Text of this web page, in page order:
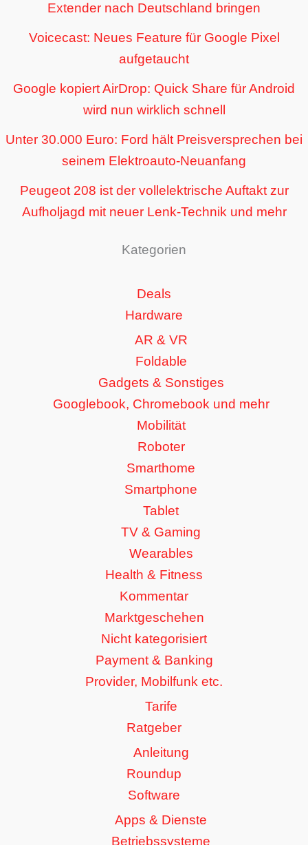
Extender nach Deutschland bringen
Voicecast: Neues Feature für Google Pixel
aufgetaucht
Google kopiert AirDrop: Quick Share für Android
wird nun wirklich schnell
Unter 30.000 Euro: Ford hält Preisversprechen bei
seinem Elektroauto-Neuanfang
Peugeot 208 ist der vollelektrische Auftakt zur
Aufholjagd mit neuer Lenk-Technik und mehr
Kategorien
Deals
Hardware
AR & VR
Foldable
Gadgets & Sonstiges
Googlebook, Chromebook und mehr
Mobilität
Roboter
Smarthome
Smartphone
Tablet
TV & Gaming
Wearables
Health & Fitness
Kommentar
Marktgeschehen
Nicht kategorisiert
Payment & Banking
Provider, Mobilfunk etc.
Tarife
Ratgeber
Anleitung
Roundup
Software
Apps & Dienste
Betriebssysteme